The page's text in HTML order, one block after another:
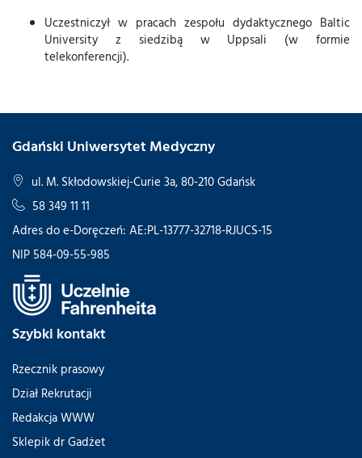
Uczestniczył w pracach zespołu dydaktycznego Baltic
University z siedzibą w Uppsali (w formie
telekonferencji).
Gdański Uniwersytet Medyczny
ul. M. Skłodowskiej-Curie 3a, 80-210 Gdańsk
58 349 11 11
Adres do e-Doręczeń: AE:PL-13777-32718-RJUCS-15
NIP 584-09-55-985
Szybki kontakt
Rzecznik prasowy
Dział Rekrutacji
Redakcja WWW
Sklepik dr Gadżet